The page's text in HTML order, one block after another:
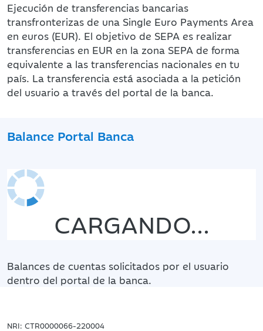
Ejecución de transferencias bancarias
transfronterizas de una Single Euro Payments Area
en euros (EUR). El objetivo de SEPA es realizar
transferencias en EUR en la zona SEPA de forma
equivalente a las transferencias nacionales en tu
país. La transferencia está asociada a la petición
del usuario a través del portal de la banca.
Balance Portal Banca
CARGANDO...
Balances de cuentas solicitados por el usuario
dentro del portal de la banca.
NRI: CTR0000066-220004